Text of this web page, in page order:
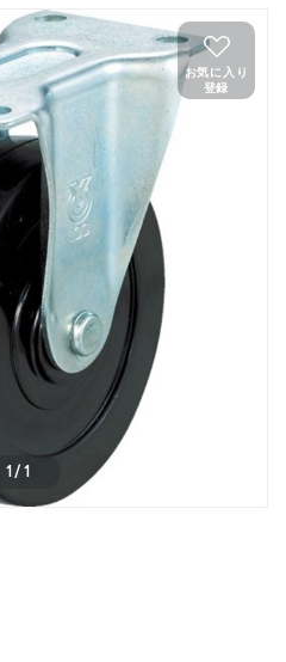
1/ 1
お気に入り
登録